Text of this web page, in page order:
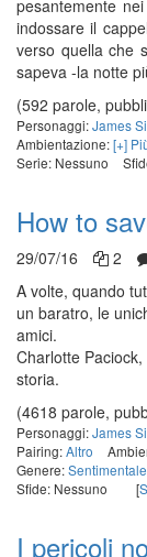
pesantemente
indossare il
verso quella che
sapeva -la notte
(592 parole,
Personaggi:James
Ambientazione:[+]
Serie: Nessuno
How to
29/07/16 2
A volte, quando
un baratro, le
amici.
Charlotte
storia.
(4618 parole,
Personaggi:James
Pairing:Altro
Genere:Sentimentale
Sfide: Nessuno
[
I pericoli